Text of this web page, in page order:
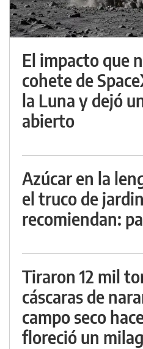
El impacto que
cohete de
la Luna y dejó
abierto
Azúcar en la
el truco de
recomiendan:
Tiraron 12 mil
cáscaras de
campo seco
floreció un